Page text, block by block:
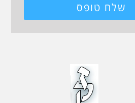
שלח טופס